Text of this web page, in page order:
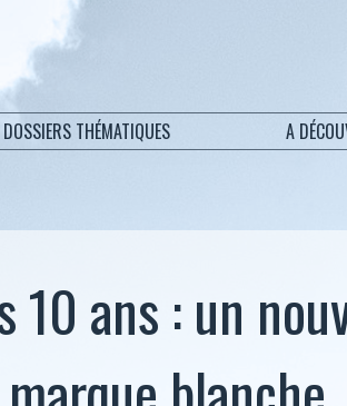
DOSSIERS THÉMATIQUES A
10 ans : un